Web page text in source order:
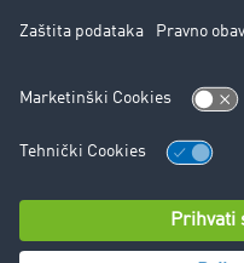
Cookie-Einstellungen
Podrška